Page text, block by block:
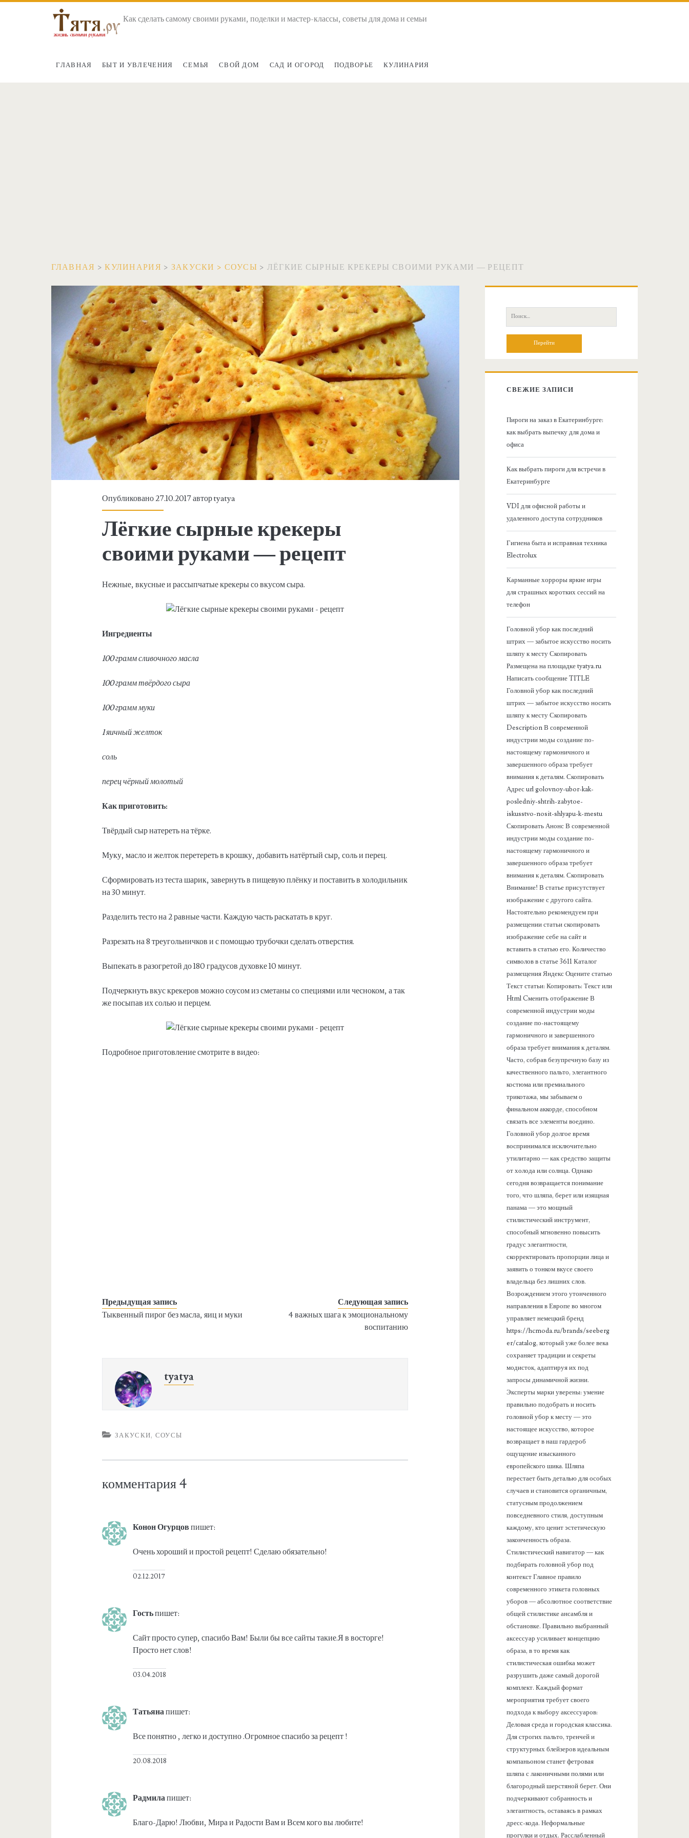
Как сделать самому своими руками, поделки и мастер-классы, советы для дома и семьи
ГЛАВНАЯ БЫТ И УВЛЕЧЕНИЯ СЕМЬЯ СВОЙ ДОМ САД И ОГОРОД ПОДВОРЬЕ КУЛИНАРИЯ
ГЛАВНАЯ >КУЛИНАРИЯ > ЗАКУСКИ > СОУСЫ > ЛЁГКИЕ СЫРНЫЕ КРЕКЕРЫ СВОИМИ РУКАМИ — РЕЦЕПТ
Опубликовано 27.10.2017 авторtyatya
Лёгкие сырные крекеры
своими руками — рецепт
Нежные, вкусные и рассыпчатые крекеры со вкусом сыра.
Ингредиенты
100 грамм сливочного масла
100 грамм твёрдого сыра
100 грамм муки
1 яичный желток
соль
перец чёрный молотый
Как приготовить:
Твёрдый сыр натереть на тёрке.
Муку, масло и желток перетереть в крошку, добавить натёртый сыр, соль и перец.
Сформировать из теста шарик, завернуть в пищевую плёнку и поставить в холодильник
на 30 минут.
Разделить тесто на 2 равные части. Каждую часть раскатать в круг.
Разрезать на 8 треугольничков и с помощью трубочки сделать отверстия.
Выпекать в разогретой до 180 градусов духовке 10 минут.
Подчеркнуть вкус крекеров можно соусом из сметаны со специями или чесноком, а так
же посыпав их солью и перцем.
Подробное приготовление смотрите в видео:
Предыдущая запись
Тыквенный пирог без масла, яиц и муки
Следующая запись
4 важных шага к эмоциональному
воспитанию
tyatya
ЗАКУСКИ, СОУСЫ
комментария 4
Конон Огурцов пишет:
Очень хороший и простой рецепт! Сделаю обязательно!
02.12.2017
Гостьпишет:
Сайт просто супер, спасибо Вам! Были бы все сайты такие.Я в восторге!
Просто нет слов!
03.04.2018
Татьянапишет:
Все понятно , легко и доступно .Огромное спасибо за рецепт !
20.08.2018
Радмилапишет:
Благо-Дарю! Любви, Мира и Радости Вам и Всем кого вы любите!
о
П
о
:
СВЕЖИЕ ЗАПИСИ
Пироги на заказ в Екатеринбурге:
как выбрать выпечку для дома и
офиса
Как выбрать пироги для встречи в
Екатеринбурге
VDI для офисной работы и
удаленного доступа сотрудников
Гигиена быта и исправная техника
Electrolux
Карманные хорроры яркие игры
для страшных коротких сессий на
телефон
Головной убор как последний
штрих — забытое искусство носить
шляпу к месту Скопировать
Размещена на площадке tyatya.ru
Написать сообщение TITLE
Головной убор как последний
штрих — забытое искусство носить
шляпу к месту Скопировать
Description В современной
индустрии моды создание по-
настоящему гармоничного и
завершенного образа требует
внимания к деталям. Скопировать
Адрес url golovnoy-ubor-kak-
posledniy-shtrih-zabytoe-
iskusstvo-nosit-shlyapu-k-mestu
Скопировать Анонс В современной
индустрии моды создание по-
настоящему гармоничного и
завершенного образа требует
внимания к деталям. Скопировать
Внимание! В статье присутствует
изображение с другого сайта.
Настоятельно рекомендуем при
размещении статьи скопировать
изображение себе на сайт и
вставить в статью его. Количество
символов в статье 3611 Каталог
размещения Яндекс Оцените статью
Текст статьи: Копировать: Текст или
Html Cменить отображение В
современной индустрии моды
создание по-настоящему
гармоничного и завершенного
образа требует внимания к деталям.
Часто, собрав безупречную базу из
качественного пальто, элегантного
костюма или премиального
трикотажа, мы забываем о
финальном аккорде, способном
связать все элементы воедино.
Головной убор долгое время
воспринимался исключительно
утилитарно — как средство защиты
от холода или солнца. Однако
сегодня возвращается понимание
того, что шляпа, берет или изящная
панама — это мощный
стилистический инструмент,
способный мгновенно повысить
градус элегантности,
скорректировать пропорции лица и
заявить о тонком вкусе своего
владельца без лишних слов.
Возрождением этого утонченного
направления в Европе во многом
управляет немецкий бренд
https://hcmoda.ru/brands/seeberg
er/catalog, который уже более века
сохраняет традиции и секреты
модисток, адаптируя их под
запросы динамичной жизни.
Эксперты марки уверены: умение
правильно подобрать и носить
головной убор к месту — это
настоящее искусство, которое
возвращает в наш гардероб
ощущение изысканного
европейского шика. Шляпа
перестает быть деталью для особых
случаев и становится органичным,
статусным продолжением
повседневного стиля, доступным
каждому, кто ценит эстетическую
законченность образа.
Стилистический навигатор — как
подбирать головной убор под
контекст Главное правило
современного этикета головных
уборов — абсолютное соответствие
общей стилистике ансамбля и
обстановке. Правильно выбранный
аксессуар усиливает концепцию
образа, в то время как
стилистическая ошибка может
разрушить даже самый дорогой
комплект. Каждый формат
мероприятия требует своего
подхода к выбору аксессуаров:
Деловая среда и городская классика.
Для строгих пальто, тренчей и
структурных блейзеров идеальным
компаньоном станет фетровая
шляпа с лаконичными полями или
благородный шерстяной берет. Они
подчеркивают собранность и
элегантность, оставаясь в рамках
дресс-кода. Неформальные
прогулки и отдых. Расслабленный